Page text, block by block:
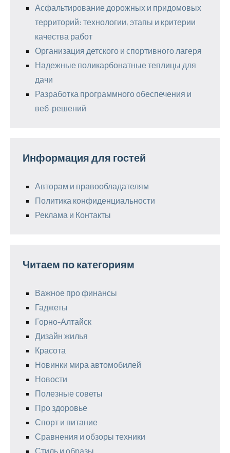
Асфальтирование дорожных и придомовых
территорий: технологии, этапы и критерии
качества работ
Организация детского и спортивного лагеря
Надежные поликарбонатные теплицы для
дачи
Разработка программного обеспечения и
веб-решений
Информация для гостей
Авторам и правообладателям
Политика конфиденциальности
Реклама и Контакты
Читаем по категориям
Важное про финансы
Гаджеты
Горно-Алтайск
Дизайн жилья
Красота
Новинки мира автомобилей
Новости
Полезные советы
Про здоровье
Спорт и питание
Сравнения и обзоры техники
Стиль и образы